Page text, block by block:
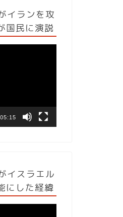
イランを攻
国民に演説
05:15
イスラエル
にした経緯